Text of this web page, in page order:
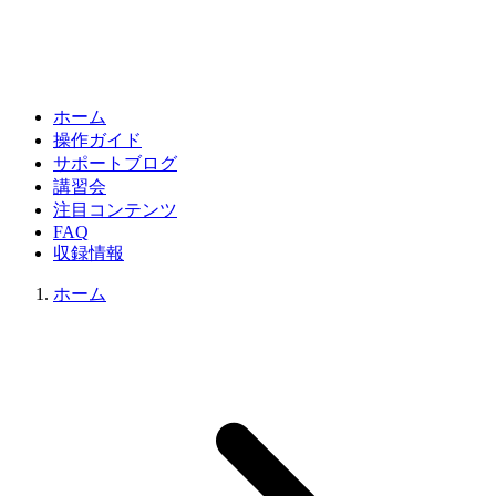
ホーム
操作ガイド
サポートブログ
講習会
注目コンテンツ
FAQ
収録情報
ホーム